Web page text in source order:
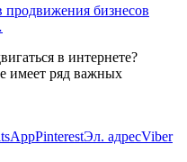
продвижения бизнесов
в интернете?
имеет ряд важных
PinterestЭл. адресViber